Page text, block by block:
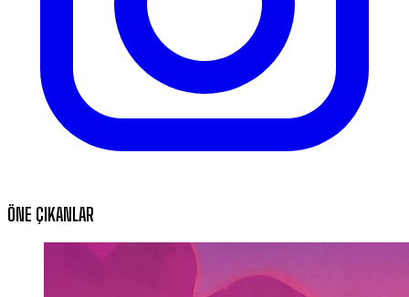
ÖNE ÇIKANLAR